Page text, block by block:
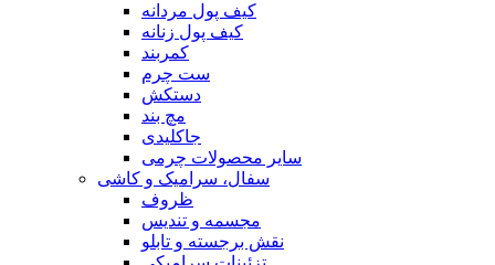
کیف پول مردانه
کیف پول زنانه
کمربند
ست چرم
دستکش
مچ بند
جاکلیدی
سایر محصولات چرمی
سفال، سرامیک و کاشی
ظروف
مجسمه و تندیس
نقش برجسته و تابلو